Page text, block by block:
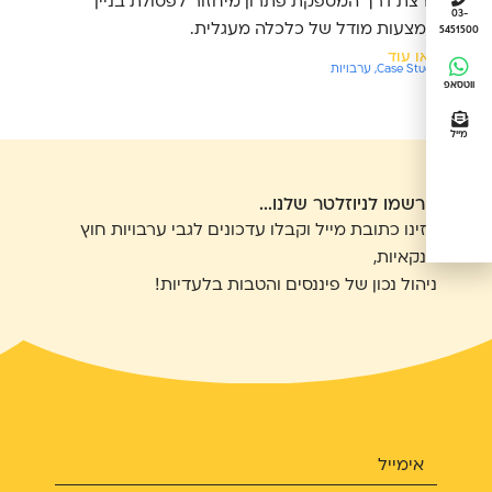
באמצעות מודל של כלכלה מעגלית.
קראו עוד
Case Studies
, ערבויות
הרשמו לניוזלטר שלנו...
הזינו כתובת מייל וקבלו עדכונים לגבי ערבויות חוץ
בנקאיות,
ניהול נכון של פיננסים והטבות בלעדיות!
03-
5451500
ווטסאפ
מייל